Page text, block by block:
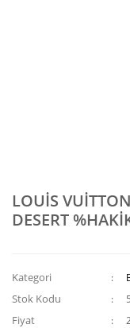
LOUİS
DESERT
Kategori
Stok Kodu
Fiyat